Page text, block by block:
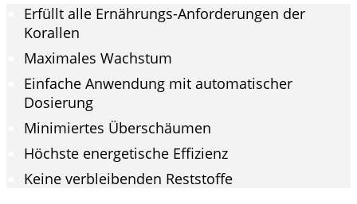
Erfüllt alle Ernährungs-Anforderungen der
Korallen
Maximales Wachstum
Einfache Anwendung mit automatischer
Dosierung
Minimiertes Überschäumen
Höchste energetische Effizienz
Keine verbleibenden Reststoffe